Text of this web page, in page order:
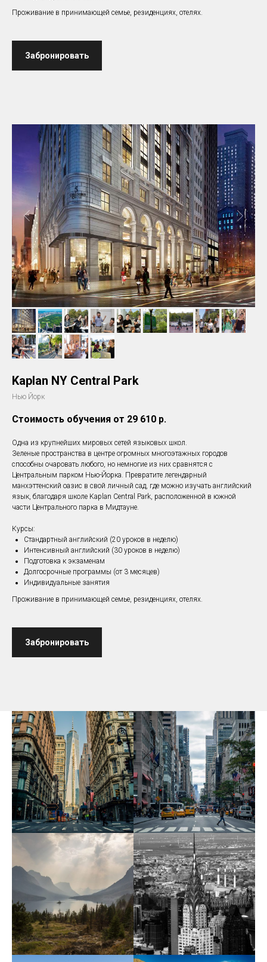
Проживание в принимающей семье, резиденциях, отелях.
Забронировать
Kaplan NY Central Park
Нью Йорк
Стоимость обучения от 29 610 р.
Одна из крупнейших мировых сетей языковых школ.
Зеленые пространства в центре огромных многоэтажных городов
способны очаровать любого, но немногие из них сравнятся с
Центральным парком Нью-Йорка. Превратите легендарный
манхэттенский оазис в свой личный сад, где можно изучать английский
язык, благодаря школе Kaplan Central Park, расположенной в южной
части Центрального парка в Мидтауне.
Курсы:
Стандартный английский (20 уроков в неделю)
Интенсивный английский (30 уроков в неделю)
Подготовка к экзаменам
Долгосрочные программы (от 3 месяцев)
Индивидуальные занятия
Проживание в принимающей семье, резиденциях, отелях.
Забронировать